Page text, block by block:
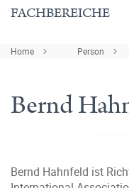
FACHBEREICHE
Home Person
Bernd
Bernd Hahnfeld ist